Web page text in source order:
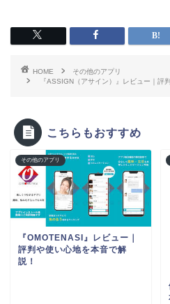
HOME
その他のアプリ
『ASSIGN（アサイン）』レビュー｜評
こちらもおすすめ
その他のアプリ
『OMOTENASI』レビュー｜
評判や使い心地を本音で解
説！